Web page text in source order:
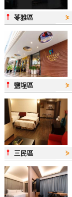
⫯苓雅區 ⋟
⫯ 鹽埕區 ⋟
⫯ 三民區 ⋟